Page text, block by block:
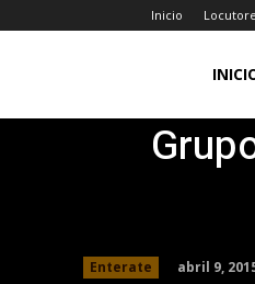
Inicio
JEFA
Enterate abril 9,